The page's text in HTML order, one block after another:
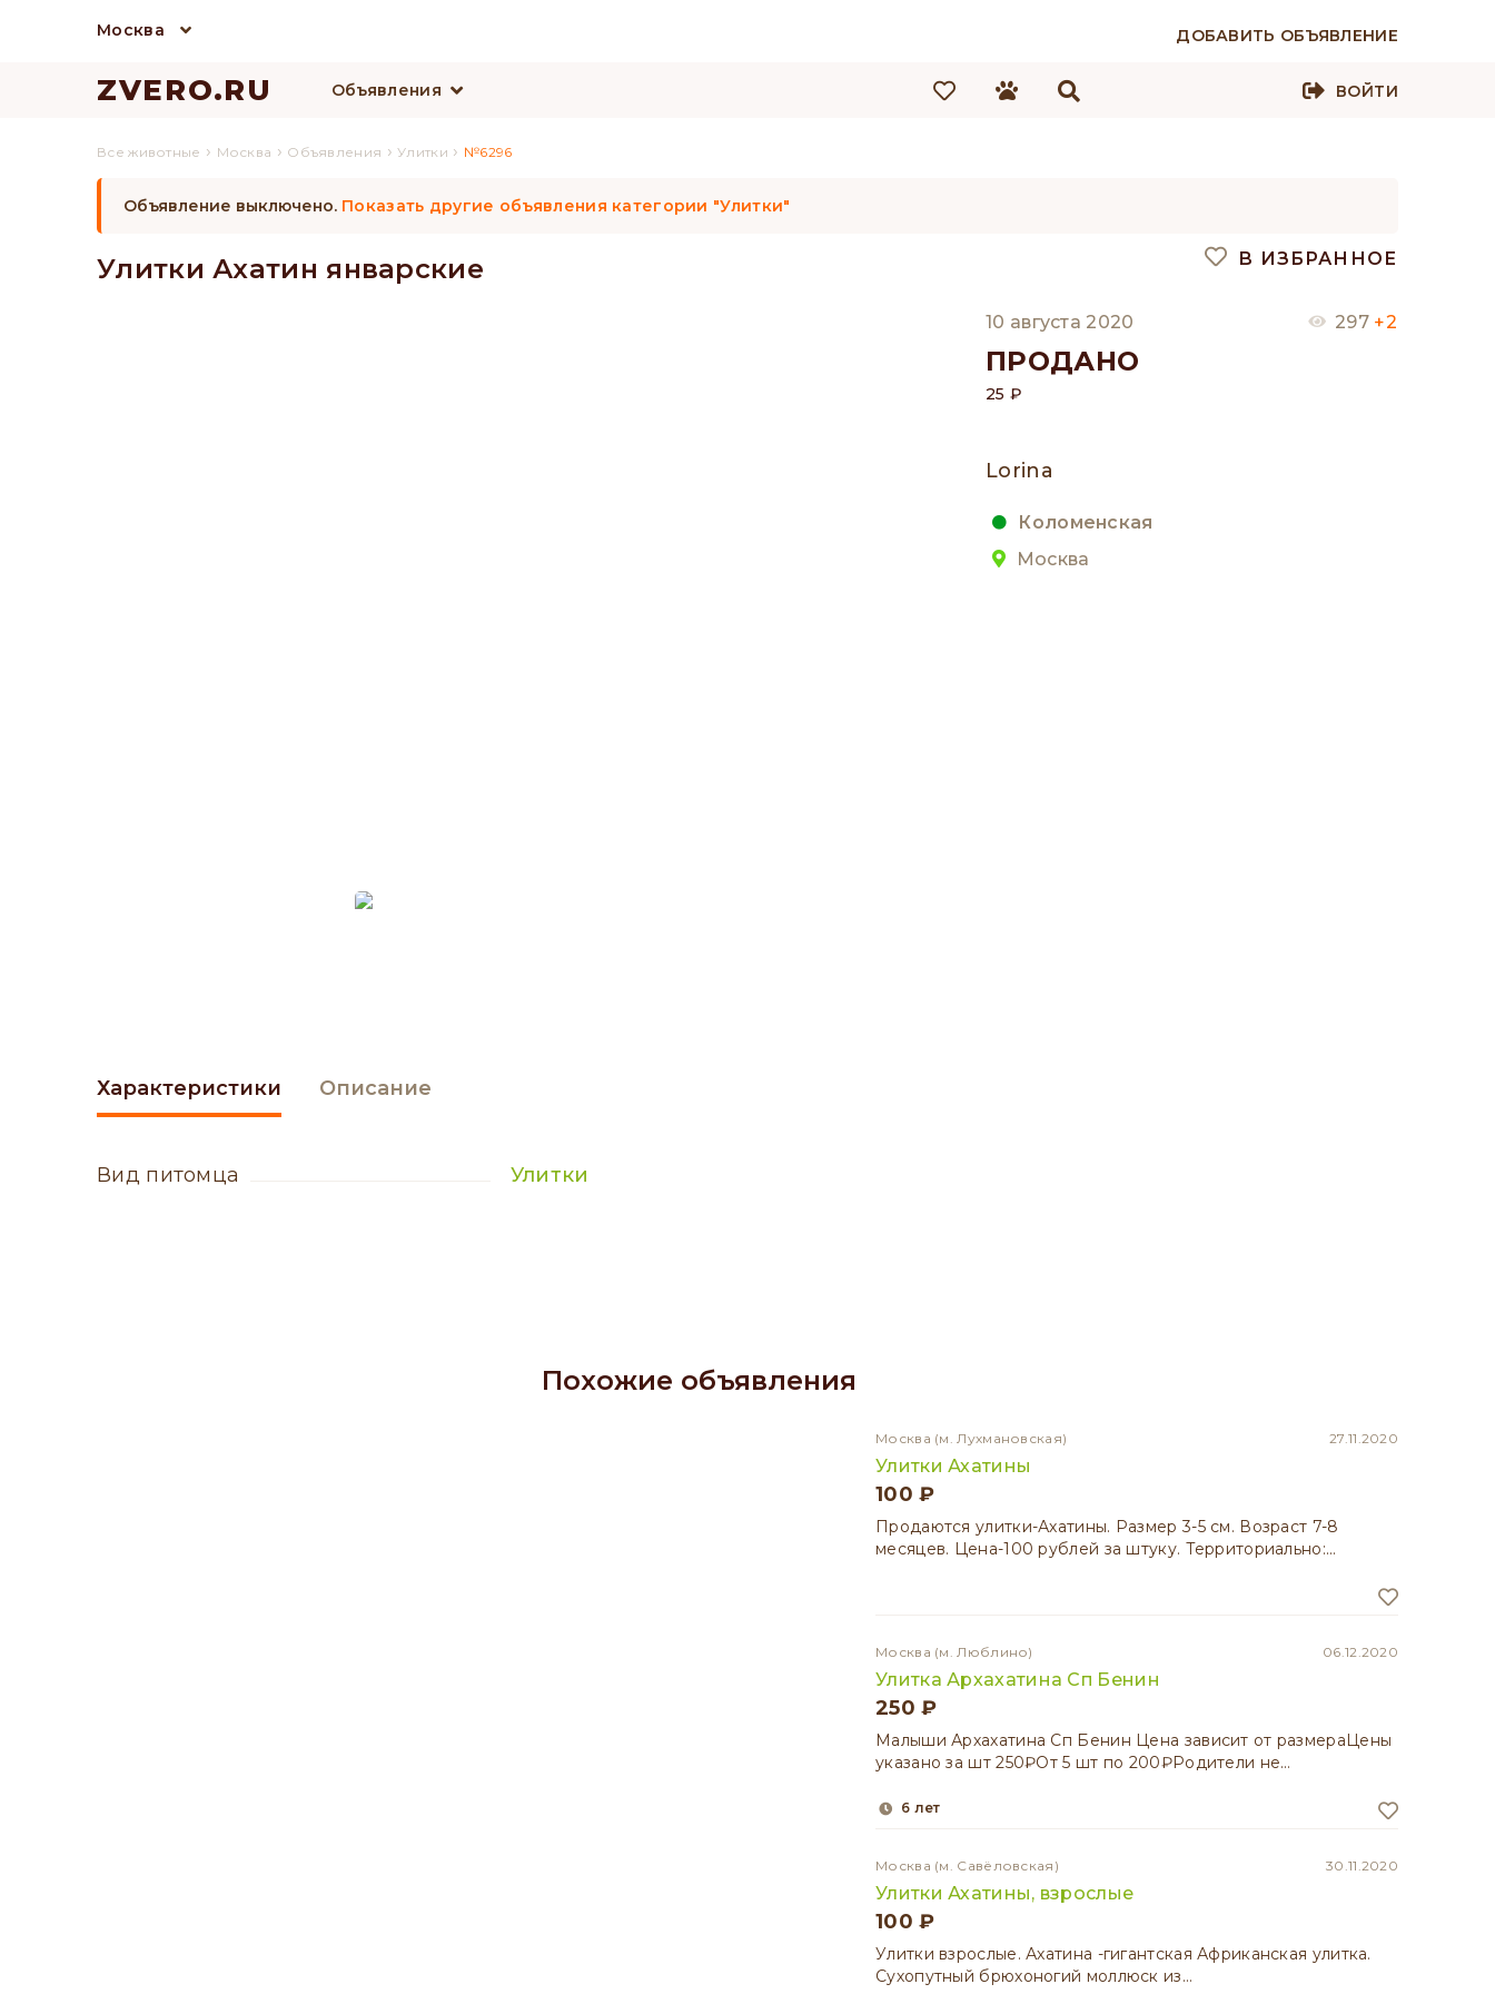
Москва ДОБАВИТЬ ОБЪЯВЛЕНИЕ
ZVERO.RU Объявления ВОЙТИ
Все животные › Москва › Объявления ›Улитки › №6296
Объявление выключено. Показать другие объявления категории "Улитки"
Улитки Ахатин январские
Характеристики
вид питомца Улитки
Описание
В ИЗБРАННОЕ
10 августа 2020 297 +2
ПРОДАНО
25 ₽
Lorina
Коломенская
Москва
Похожие объявления
Москва (м. Лухмановская) 27.11.2020
Улитки Ахатины
100 ₽
Продаются улитки-Ахатины. Размер 3-5 см. Возраст 7-8
месяцев. Цена-100 рублей за штуку. Территориально:…
Москва (м. Люблино) 06.12.2020
Улитка Архахатина Сп Бенин
250 ₽
Малыши Архахатина Сп Бенин Цена зависит от размераЦены
указано за шт 250₽От 5 шт по 200₽Родители не…
6 лет
Москва (м. Савёловская) 30.11.2020
Улитки Ахатины, взрослые
100 ₽
Улитки взрослые. Ахатина -гигантская Африканская улитка.
Сухопутный брюхоногий моллюск из…